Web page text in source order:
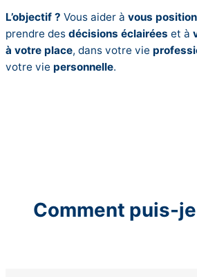
L’objectif ? Vous aider à vous
prendre des décisions éclairées et à
à votre place, dans votre vie
votre vie personnelle.
Comment puis-